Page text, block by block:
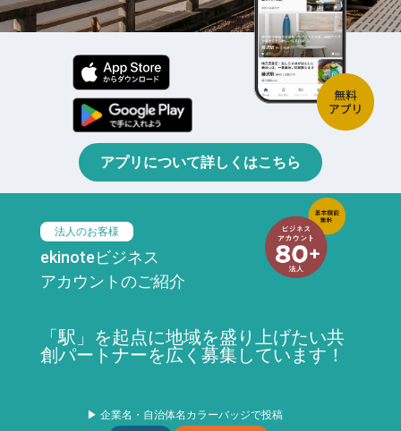
アプリについて詳しくはこちら
法人のお客様
ekinoteビジネス
アカウントのご紹介
「駅」を起点に地域を盛り上げたい共
創パートナーを広く募集しています！
▶ 企業名・自治体名カラーバッジで投稿